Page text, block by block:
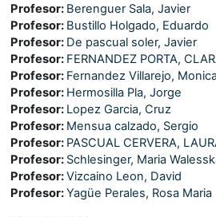
Profesor: Berenguer Sala, Javier
Profesor: Bustillo Holgado, Eduardo
Profesor: De pascual soler, Javier
Profesor: FERNANDEZ PORTA,
Profesor: Fernandez Villarejo,
Profesor: Hermosilla Pla, Jorge
Profesor: Lopez Garcia, Cruz
Profesor: Mensua calzado, Sergio
Profesor: PASCUAL CERVERA,
Profesor: Schlesinger, Maria
Profesor:Vizcaino Leon, David
Profesor:Yagüe Perales, Rosa Maria